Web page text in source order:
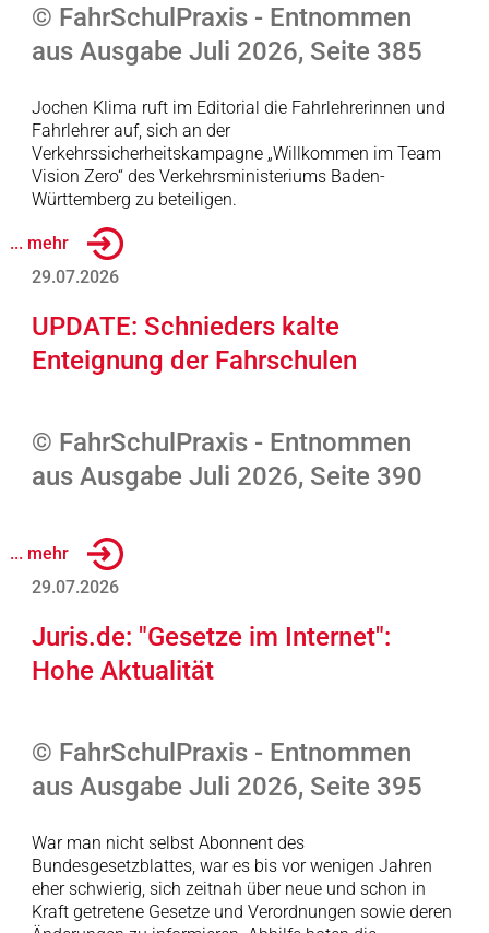
© FahrSchulPraxis - Entnommen
aus Ausgabe Juli 2026, Seite 385
Jochen Klima ruft im Editorial die Fahrlehrerinnen und
Fahrlehrer auf, sich an der
Verkehrssicherheitskampagne „Willkommen im Team
Vision Zero“ des Verkehrsministeriums Baden-
Württemberg zu beteiligen.
... mehr
29.07.2026
UPDATE: Schnieders kalte
Enteignung der Fahrschulen
© FahrSchulPraxis - Entnommen
aus Ausgabe Juli 2026, Seite 390
... mehr
29.07.2026
Juris.de: "Gesetze im Internet":
Hohe Aktualität
© FahrSchulPraxis - Entnommen
aus Ausgabe Juli 2026, Seite 395
War man nicht selbst Abonnent des
Bundesgesetzblattes, war es bis vor wenigen Jahren
eher schwierig, sich zeitnah über neue und schon in
Kraft getretene Gesetze und Verordnungen sowie deren